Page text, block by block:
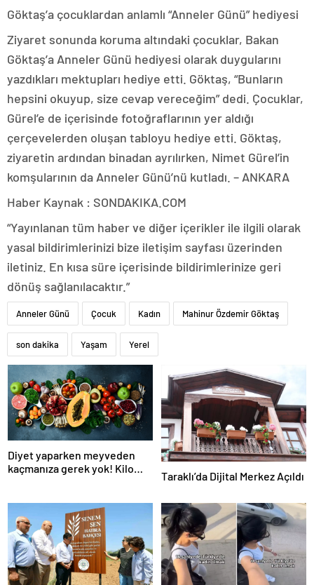
Göktaş’a çocuklardan anlamlı “Anneler Günü” hediyesi
Ziyaret sonunda koruma altındaki çocuklar, Bakan
Göktaş’a Anneler Günü hediyesi olarak duygularını
yazdıkları mektupları hediye etti. Göktaş, “Bunların
hepsini okuyup, size cevap vereceğim” dedi. Çocuklar,
Gürel’e de içerisinde fotoğraflarının yer aldığı
çerçevelerden oluşan tabloyu hediye etti. Göktaş,
ziyaretin ardından binadan ayrılırken, Nimet Gürel’in
komşularının da Anneler Günü’nü kutladı. – ANKARA
Haber Kaynak : SONDAKIKA.COM
“Yayınlanan tüm haber ve diğer içerikler ile ilgili olarak
yasal bildirimlerinizi bize iletişim sayfası üzerinden
iletiniz. En kısa süre içerisinde bildirimlerinize geri
dönüş sağlanılacaktır.”
Anneler Günü Çocuk Kadın Mahinur Özdemir Göktaş
son dakika Yaşam Yerel
Diyet yaparken meyveden
kaçmanıza gerek yok! Kilo
Taraklı’da Dijital Merkez Açıldı